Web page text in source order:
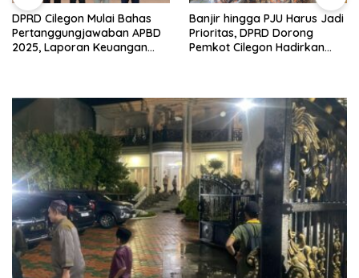
DPRD Cilegon Mulai Bahas
Pertanggungjawaban APBD
2025, Laporan Keuangan
Banjir hingga PJU Harus Jadi
Prioritas, DPRD Dorong
Pemkot Cilegon Hadirkan